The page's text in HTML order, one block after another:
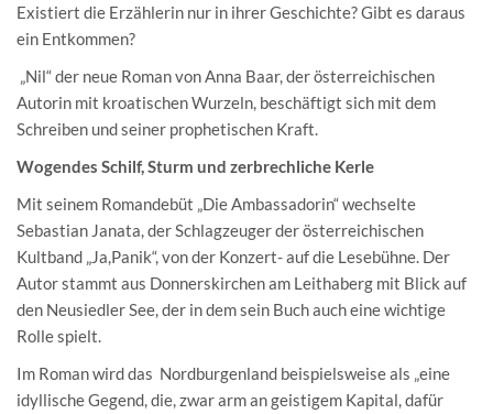
Existiert die Erzählerin nur in ihrer Geschichte? Gibt es daraus
ein Entkommen?
„Nil“ der neue Roman von Anna Baar, der österreichischen
Autorin mit kroatischen Wurzeln, beschäftigt sich mit dem
Schreiben und seiner prophetischen Kraft.
Wogendes Schilf, Sturm und zerbrechliche Kerle
Mit seinem Romandebüt „Die Ambassadorin“ wechselte
Sebastian Janata, der Schlagzeuger der österreichischen
Kultband „Ja,Panik“, von der Konzert- auf die Lesebühne. Der
Autor stammt aus Donnerskirchen am Leithaberg mit Blick auf
den Neusiedler See, der in dem sein Buch auch eine wichtige
Rolle spielt.
Im Roman wird das Nordburgenland beispielsweise als „eine
idyllische Gegend, die, zwar arm an geistigem Kapital, dafür